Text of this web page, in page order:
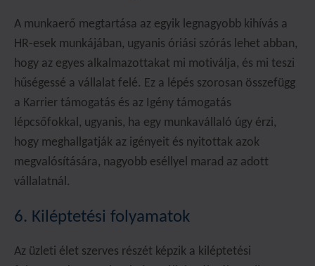
A munkaerő megtartása az egyik legnagyobb kihívás a
HR-esek munkájában, ugyanis óriási szórás lehet abban,
hogy az egyes alkalmazottakat mi motiválja, és mi teszi
hűségessé a vállalat felé. Ez a lépés szorosan összefügg
a Karrier támogatás és az Igény támogatás
lépcsőfokkal, ugyanis, ha egy munkavállaló úgy érzi,
hogy meghallgatják az igényeit és nyitottak azok
megvalósítására, nagyobb eséllyel marad az adott
vállalatnál.
6. Kiléptetési folyamatok
Az üzleti élet szerves részét képzik a kiléptetési